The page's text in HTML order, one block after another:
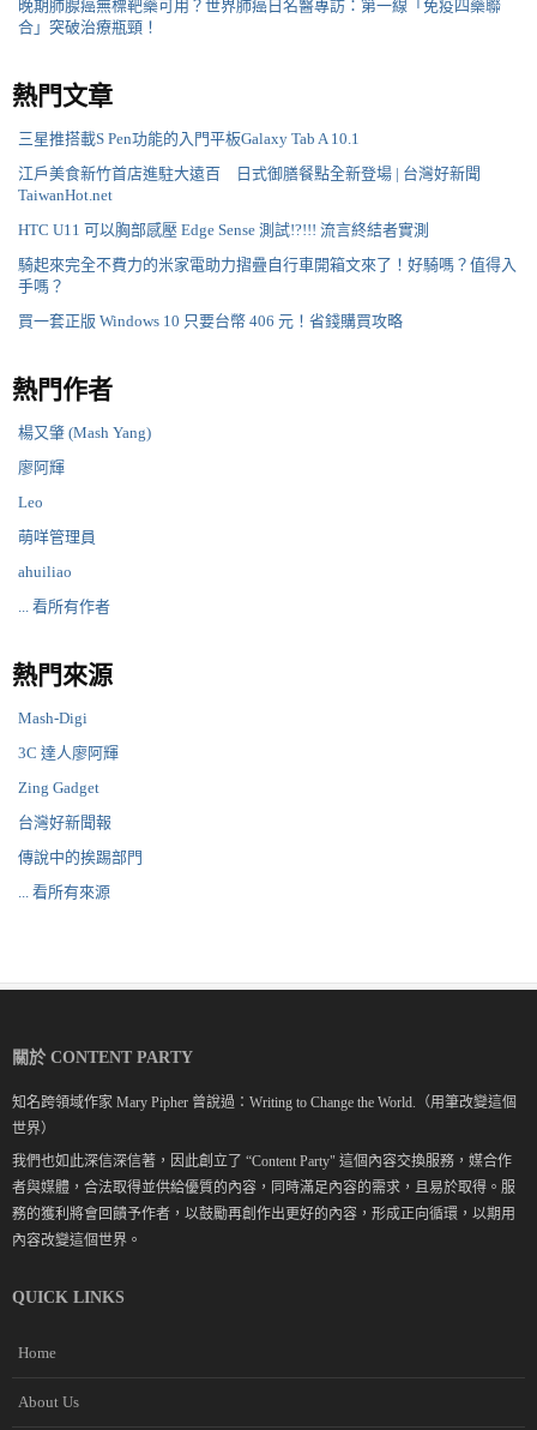
晚期肺腺癌無標靶藥可用？世界肺癌日名醫專訪：第一線「免疫四藥聯
合」突破治療瓶頸！
熱門文章
三星推搭載S Pen功能的入門平板Galaxy Tab A 10.1
江戶美食新竹首店進駐大遠百 日式御膳餐點全新登場 | 台灣好新聞
TaiwanHot.net
HTC U11 可以胸部感壓 Edge Sense 測試!?!!! 流言終結者實測
騎起來完全不費力的米家電助力摺疊自行車開箱文來了！好騎嗎？值得入
手嗎？
買一套正版 Windows 10 只要台幣 406 元！省錢購買攻略
熱門作者
楊又肇 (Mash Yang)
廖阿輝
Leo
萌咩管理員
ahuiliao
... 看所有作者
熱門來源
Mash-Digi
3C 達人廖阿輝
Zing Gadget
台灣好新聞報
傳說中的挨踢部門
... 看所有來源
關於 CONTENT PARTY
知名跨領域作家 Mary Pipher 曾說過：Writing to Change the World.（用筆改變這個
世界）
我們也如此深信深信著，因此創立了 “Content Party" 這個內容交換服務，媒合作
者與媒體，合法取得並供給優質的內容，同時滿足內容的需求，且易於取得。服
務的獲利將會回饋予作者，以鼓勵再創作出更好的內容，形成正向循環，以期用
內容改變這個世界。
QUICK LINKS
Home
About Us